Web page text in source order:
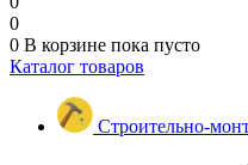
0
0 В корзине пока пусто
Каталог товаров
Строительно-